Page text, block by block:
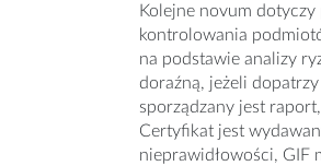
Kolejne novum
kontrolowania
na podstawie analizy
doraźną, jeżeli
sporządzany jest
Certyfikat jest
nieprawidłowości,